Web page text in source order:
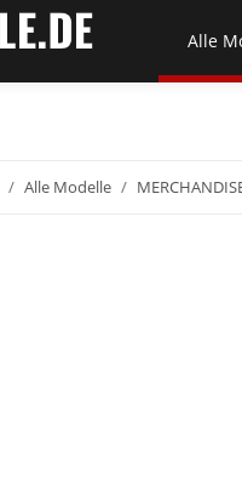
Alle
Alle Modelle